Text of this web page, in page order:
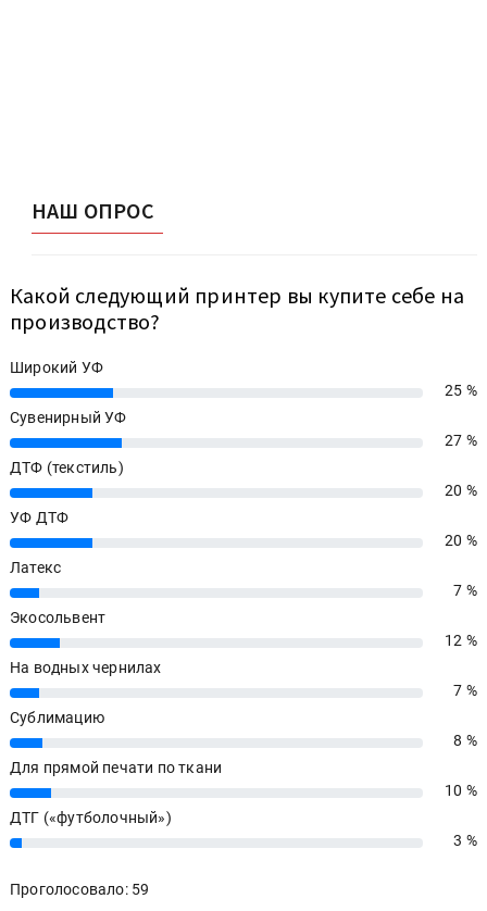
НАШ ОПРОС
Какой следующий принтер вы купите себе на
производство?
Широкий УФ
25%
25 %
Сувенирный УФ
27%
27 %
ДТФ (текстиль)
20%
20 %
УФ ДТФ
20%
20 %
Латекс
7%
7 %
Экосольвент
12%
12 %
На водных чернилах
7%
7 %
Сублимацию
8%
8 %
Для прямой печати по ткани
10%
10 %
ДТГ («футболочный»)
3% 3 %
Проголосовало: 59